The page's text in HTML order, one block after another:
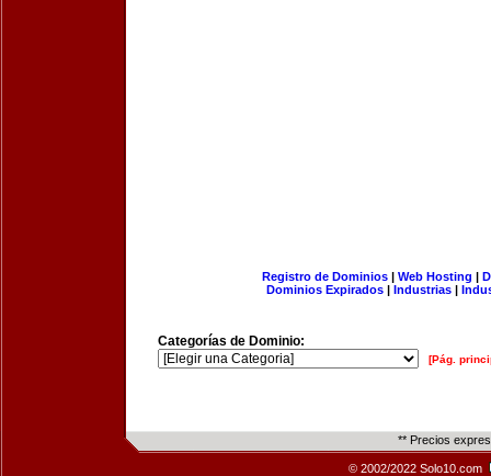
Registro de Dominios| Web Hosting |
Dominios Expirados | Industrias |
Categorías de Dominio:
[Pág.
** Precios
© 2002/2022 Solo10.com